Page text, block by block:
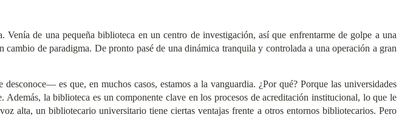
de una pequeña biblioteca en un centro de investigación, así que enfrentarme de golpe a una
de paradigma. De pronto pasé de una dinámica tranquila y controlada a una operación a gran
es que, en muchos casos, estamos a la vanguardia. ¿Por qué? Porque las universidades
Además, la biblioteca es un componente clave en los procesos de acreditación institucional, lo que le
alta, un bibliotecario universitario tiene ciertas ventajas frente a otros entornos bibliotecarios. Pero